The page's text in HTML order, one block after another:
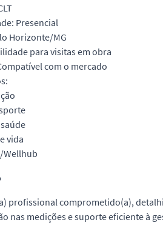
Presencial
Horizonte/MG
para visitas em obra
com o mercado
vida
Wellhub
profissional comprometido(a),
nas medições e suporte eficiente à